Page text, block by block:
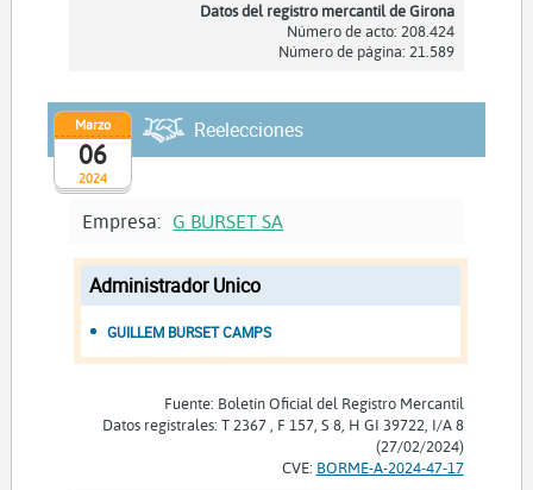
Datos del registro mercantil de Girona
Número de acto: 208.424
Número de página: 21.589
2024
Marzo
06
Reelecciones
Empresa: G BURSET SA
Administrador Unico
GUILLEM BURSET CAMPS
Fuente: Boletín Oficial del Registro Mercantil
Datos registrales: T 2367 , F 157, S 8, H GI 39722, I/A 8
(27/02/2024)
CVE: BORME-A-2024-47-17